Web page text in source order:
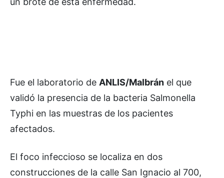
Fue el laboratorio de ANLIS/Malbrán el que
validó la presencia de la bacteria Salmonella
Typhi en las muestras de los pacientes
afectados.
El foco infeccioso se localiza en dos
construcciones de la calle San Ignacio al 700,